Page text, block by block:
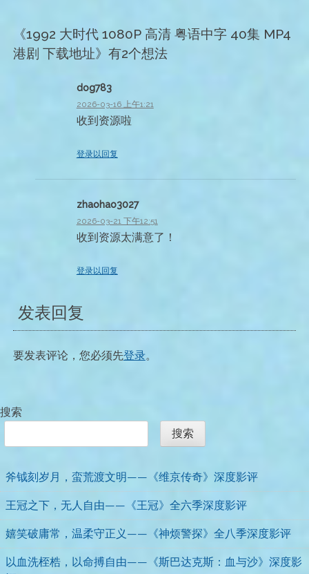
航
《1992 大时代 1080P 高清 粤语中字 40集 MP4
港剧 下载地址》有2个想法
dog783
2026-03-16 上午1:21
收到资源啦
登录以回复
zhaohao3027
2026-03-21 下午12:51
收到资源太满意了！
登录以回复
发表回复
要发表评论，您必须先登录。
搜索
搜索
斧钺刻岁月，蛮荒渡文明——《维京传奇》深度影评
王冠之下，无人自由——《王冠》全六季深度影评
嬉笑破庸常，温柔守正义——《神烦警探》全八季深度影评
以血洗桎梏，以命搏自由——《斯巴达克斯：血与沙》深度影